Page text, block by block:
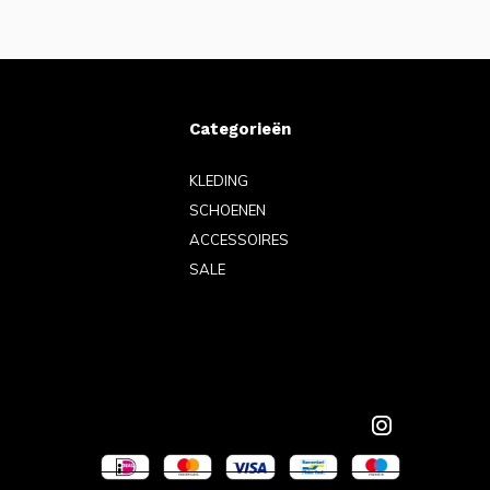
Categorieën
KLEDING
SCHOENEN
ACCESSOIRES
SALE